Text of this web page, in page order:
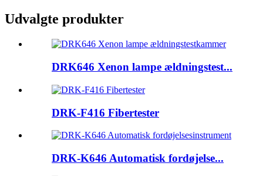
Udvalgte produkter
DRK646 Xenon lampe ældningstest...
DRK-F416 Fibertester
DRK-K646 Automatisk fordøjelse...